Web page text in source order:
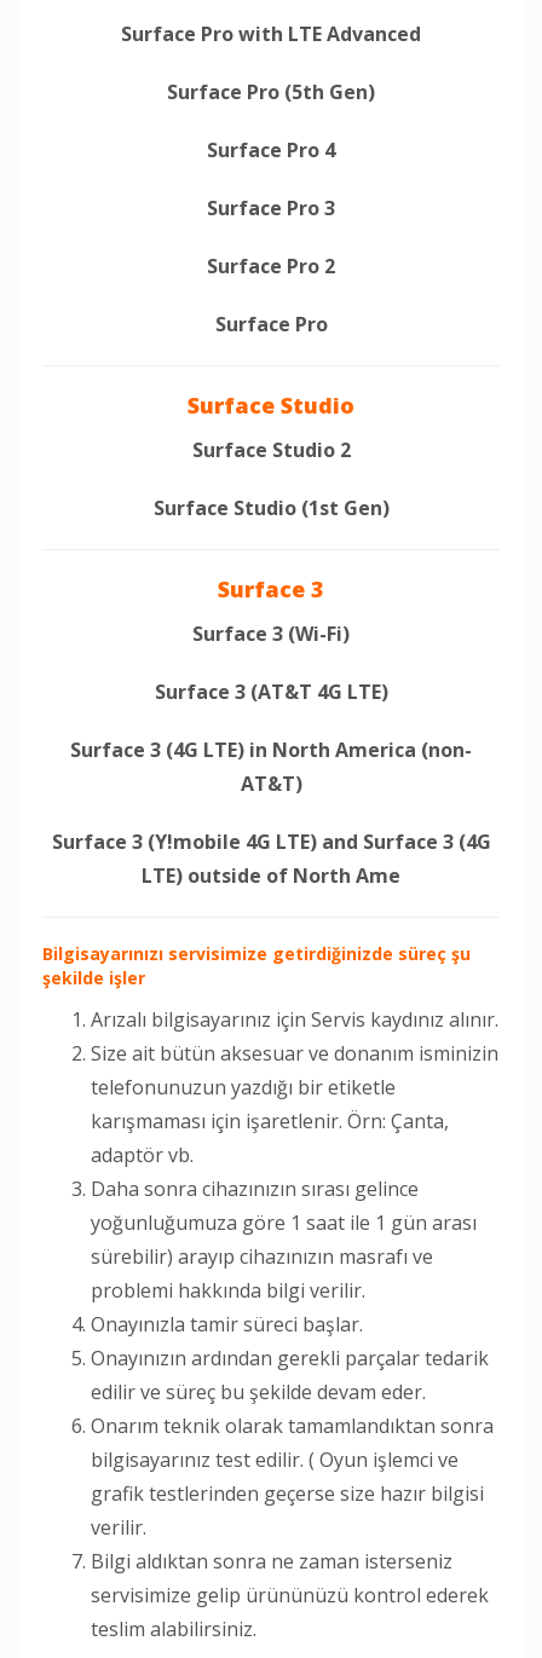
Surface Pro with LTE Advanced
Surface Pro (5th Gen)
Surface Pro 4
Surface Pro 3
Surface Pro 2
Surface Pro
Surface Studio
Surface Studio 2
Surface Studio (1st Gen)
Surface 3
Surface 3 (Wi-Fi)
Surface 3 (AT&T 4G LTE)
Surface 3 (4G LTE) in North America (non-
AT&T)
Surface 3 (Y!mobile 4G LTE) and Surface 3 (4G
LTE) outside of North Ame
Bilgisayarınızı servisimize getirdiğinizde süreç şu
şekilde işler
Arızalı bilgisayarınız için Servis kaydınız alınır.
Size ait bütün aksesuar ve donanım isminizin
telefonunuzun yazdığı bir etiketle
karışmaması için işaretlenir. Örn: Çanta,
adaptör vb.
Daha sonra cihazınızın sırası gelince
yoğunluğumuza göre 1 saat ile 1 gün arası
sürebilir) arayıp cihazınızın masrafı ve
problemi hakkında bilgi verilir.
Onayınızla tamir süreci başlar.
Onayınızın ardından gerekli parçalar tedarik
edilir ve süreç bu şekilde devam eder.
Onarım teknik olarak tamamlandıktan sonra
bilgisayarınız test edilir. ( Oyun işlemci ve
grafik testlerinden geçerse size hazır bilgisi
verilir.
Bilgi aldıktan sonra ne zaman isterseniz
servisimize gelip ürününüzü kontrol ederek
teslim alabilirsiniz.